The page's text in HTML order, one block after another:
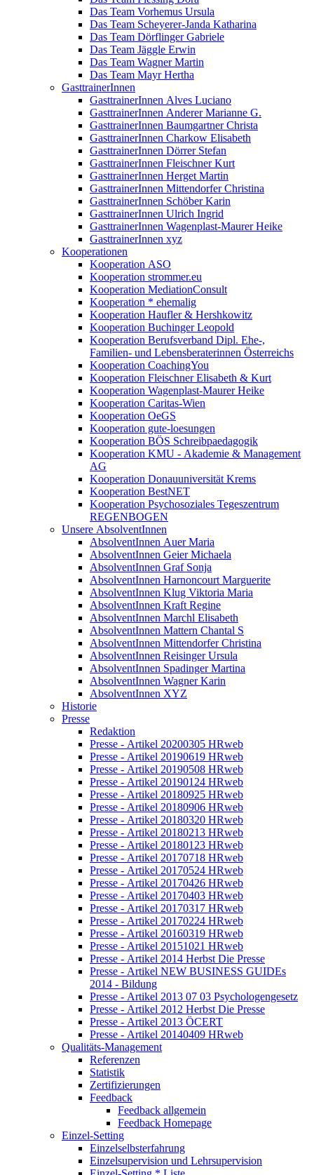
Das Team Vorhemus Ursula
Das Team Scheyerer-Janda Katharina
Das Team Dörflinger Gabriele
Das Team Jäggle Erwin
Das Team Wagner Martin
Das Team Mayr Hertha
GasttrainerInnen
GasttrainerInnen Alves Luciano
GasttrainerInnen Anderer Marianne G.
GasttrainerInnen Baumgartner Christa
GasttrainerInnen Charkow Elisabeth
GasttrainerInnen Dörrer Stefan
GasttrainerInnen Fleischner Kurt
GasttrainerInnen Herget Martin
GasttrainerInnen Mittendorfer Christina
GasttrainerInnen Schöber Karin
GasttrainerInnen Ulrich Ingrid
GasttrainerInnen Wagenplast-Maurer Heike
GasttrainerInnen xyz
Kooperationen
Kooperation ASO
Kooperation strommer.eu
Kooperation MediationConsult
Kooperation * ehemalig
Kooperation Haufler & Hershkowitz
Kooperation Buchinger Leopold
Kooperation Berufsverband Dipl. Ehe-,
Familien- und Lebensberaterinnen Österreichs
Kooperation CoachingYou
Kooperation Fleischner Elisabeth & Kurt
Kooperation Wagenplast-Maurer Heike
Kooperation Caritas-Wien
Kooperation OeGS
Kooperation gute-loesungen
Kooperation BÖS Schreibpaedagogik
Kooperation KMU - Akademie & Management
AG
Kooperation Donauuniversität Krems
Kooperation BestNET
Kooperation Psychosoziales Tegeszentrum
REGENBOGEN
Unsere AbsolventInnen
AbsolventInnen Auer Maria
AbsolventInnen Geier Michaela
AbsolventInnen Graf Sonja
AbsolventInnen Harnoncourt Marguerite
AbsolventInnen Klug Viktoria Maria
AbsolventInnen Kraft Regine
AbsolventInnen Marchl Elisabeth
AbsolventInnen Mattern Chantal S
AbsolventInnen Mittendorfer Christina
AbsolventInnen Reisinger Ursula
AbsolventInnen Spadinger Martina
AbsolventInnen Wagner Karin
AbsolventInnen XYZ
Historie
Presse
Redaktion
Presse - Artikel 20200305 HRweb
Presse - Artikel 20190619 HRweb
Presse - Artikel 20190508 HRweb
Presse - Artikel 20190124 HRweb
Presse - Artikel 20180925 HRweb
Presse - Artikel 20180906 HRweb
Presse - Artikel 20180320 HRweb
Presse - Artikel 20180213 HRweb
Presse - Artikel 20180123 HRweb
Presse - Artikel 20170718 HRweb
Presse - Artikel 20170524 HRweb
Presse - Artikel 20170426 HRweb
Presse - Artikel 20170403 HRweb
Presse - Artikel 20170317 HRweb
Presse - Artikel 20170224 HRweb
Presse - Artikel 20160319 HRweb
Presse - Artikel 20151021 HRweb
Presse - Artikel 2014 Herbst Die Presse
Presse - Artikel NEW BUSINESS GUIDEs
2014 - Bildung
Presse - Artikel 2013 07 03 Psychologengesetz
Presse - Artikel 2012 Herbst Die Presse
Presse - Artikel 2013 ÖCERT
Presse - Artikel 20140409 HRweb
Qualitäts-Management
Referenzen
Statistik
Zertifizierungen
Feedback
Feedback allgemein
Feedback Homepage
Einzel-Setting
Einzelselbsterfahrung
Einzelsupervision und Lehrsupervision